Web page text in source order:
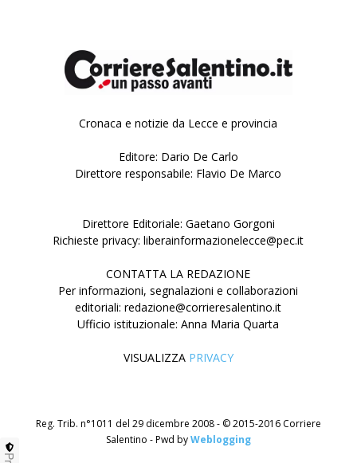
Cronaca e notizie da Lecce e provincia
Editore: Dario De Carlo
Direttore responsabile: Flavio De Marco
Direttore Editoriale: Gaetano Gorgoni
Richieste privacy: liberainformazionelecce@pec.it
CONTATTA LA REDAZIONE
Per informazioni, segnalazioni e collaborazioni
editoriali: redazione@corrieresalentino.it
Ufficio istituzionale: Anna Maria Quarta
VISUALIZZA PRIVACY
Reg. Trib. n°1011 del 29 dicembre 2008 - © 2015-2016 Corriere
Salentino - Pwd byWeblogging